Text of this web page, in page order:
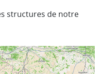
structures de notre